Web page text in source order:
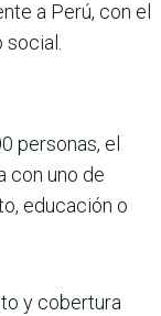
a Perú, con el
social.
personas, el
con uno de
educación o
y cobertura